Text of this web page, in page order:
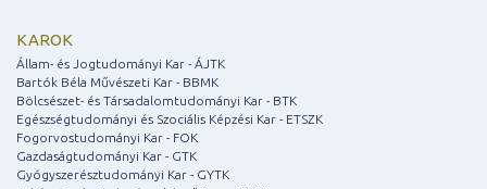
KAROK
Állam- és Jogtudományi Kar - ÁJTK
Bartók Béla Művészeti Kar - BBMK
Bölcsészet- és Társadalomtudományi Kar - BTK
Egészségtudományi és Szociális Képzési Kar - ETSZK
Fogorvostudományi Kar - FOK
Gazdaságtudományi Kar - GTK
Gyógyszerésztudományi Kar - GYTK